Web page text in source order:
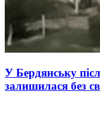
У Бердянську
залишилася без